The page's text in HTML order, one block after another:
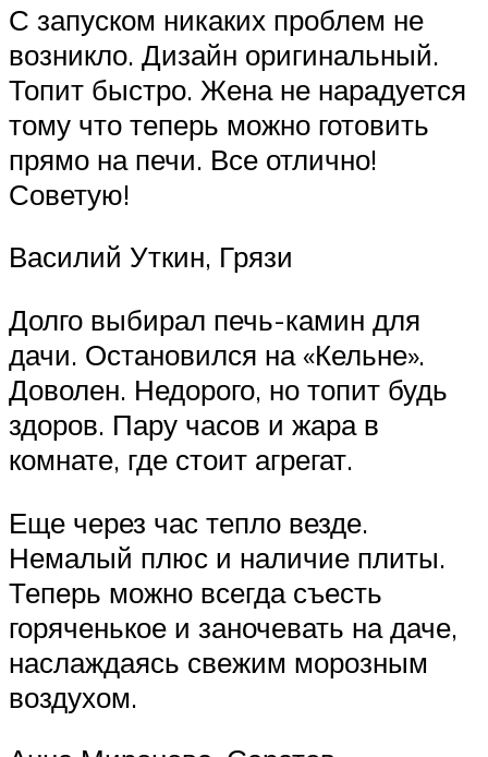
С запуском никаких проблем не
возникло. Дизайн оригинальный.
Топит быстро. Жена не нарадуется
тому что теперь можно готовить
прямо на печи. Все отлично!
Советую!
Василий Уткин, Грязи
Долго выбирал печь-камин для
дачи. Остановился на «Кельне».
Доволен. Недорого, но топит будь
здоров. Пару часов и жара в
комнате, где стоит агрегат.
Еще через час тепло везде.
Немалый плюс и наличие плиты.
Теперь можно всегда съесть
горяченькое и заночевать на даче,
наслаждаясь свежим морозным
воздухом.